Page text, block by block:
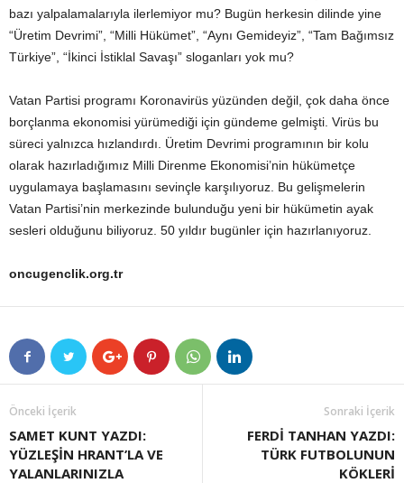
bazı yalpalamalarıyla ilerlemiyor mu? Bugün herkesin dilinde yine
“Üretim Devrimi”, “Milli Hükümet”, “Aynı Gemideyiz”, “Tam Bağımsız
Türkiye”, “İkinci İstiklal Savaşı” sloganları yok mu?
Vatan Partisi programı Koronavirüs yüzünden değil, çok daha önce
borçlanma ekonomisi yürümediği için gündeme gelmişti. Virüs bu
süreci yalnızca hızlandırdı. Üretim Devrimi programının bir kolu
olarak hazırladığımız Milli Direnme Ekonomisi’nin hükümetçe
uygulamaya başlamasını sevinçle karşılıyoruz. Bu gelişmelerin
Vatan Partisi’nin merkezinde bulunduğu yeni bir hükümetin ayak
sesleri olduğunu biliyoruz. 50 yıldır bugünler için hazırlanıyoruz.
oncugenclik.org.tr
Önceki İçerik
SAMET KUNT YAZDI:
YÜZLEŞİN HRANT’LA VE
YALANLARINIZLA
Sonraki İçerik
FERDİ TANHAN YAZDI:
TÜRK FUTBOLUNUN
KÖKLERİ